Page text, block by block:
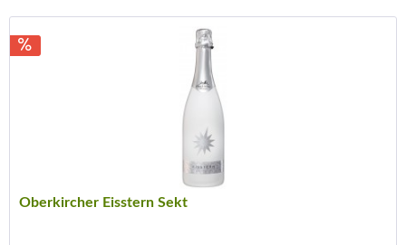
Oberkircher Eisstern Sekt